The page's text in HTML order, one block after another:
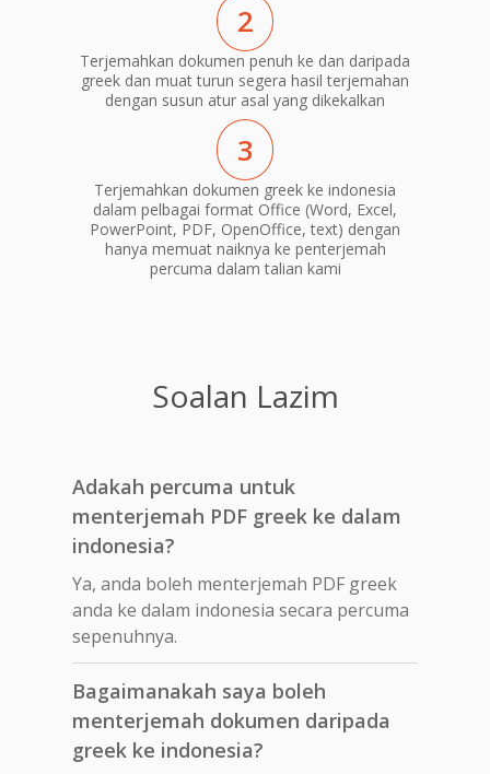
2
Terjemahkan dokumen penuh ke dan daripada
greek dan muat turun segera hasil terjemahan
dengan susun atur asal yang dikekalkan
3
Terjemahkan dokumen greek ke indonesia
dalam pelbagai format Office (Word, Excel,
PowerPoint, PDF, OpenOffice, text) dengan
hanya memuat naiknya ke penterjemah
percuma dalam talian kami
Soalan Lazim
Adakah percuma untuk
menterjemah PDF greek ke dalam
indonesia?
Ya, anda boleh menterjemah PDF greek
anda ke dalam indonesia secara percuma
sepenuhnya.
Bagaimanakah saya boleh
menterjemah dokumen daripada
greek ke indonesia?